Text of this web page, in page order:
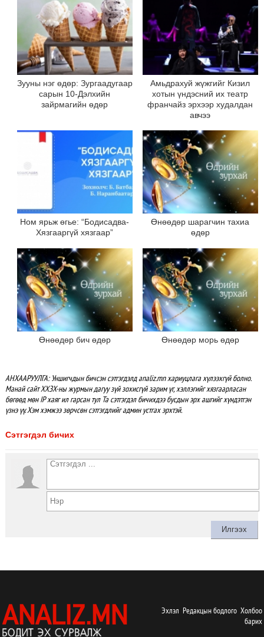
Зууны нэг өдөр: Зургаадугаар
сарын 10-Дэлхийн
зайрмагийн өдөр
Амьдрахуй жүжгийг Кизил
хотын үндэсний их театр
франчайз эрхээр худалдан
авчээ
Ном ярьж өгье: “Бодисадва-
Хязгааргүй хязгаар”
Өнөөдөр шарагчин тахиа
өдөр
Өнөөдөр бич өдөр Өнөөдөр морь өдөр
АНХААРУУЛГА: Уншигчдын бичсэн сэтгэгдэлд analiz.mn хариуцлага хүлээхгүй болно.
Манай сайт ХХЗХ-ны журмын дагуу зүй зохисгүй зарим үг, хэллэгийг хязгаарласан
бөгөөд мөн IP хаяг ил гарсан тул Та сэтгэгдэл бичихдээ бусдын эрх ашгийг хүндэтгэн
үзнэ үү. Хэм хэмжээ зөрчсөн сэтгэгдлийг админ устгах эрхтэй.
Сэтгэгдэл бичих
Эхлэл Редакцын бодлого Холбоо
барих